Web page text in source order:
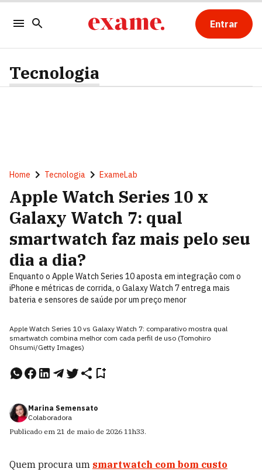
Entrar
Tecnologia
Home Tecnologia ExameLab
Apple Watch Series 10 x
Galaxy Watch 7: qual
smartwatch faz mais pelo seu
dia a dia?
Enquanto o Apple Watch Series 10 aposta em integração com o
iPhone e métricas de corrida, o Galaxy Watch 7 entrega mais
bateria e sensores de saúde por um preço menor
Apple Watch Series 10 vs Galaxy Watch 7: comparativo mostra qual
smartwatch combina melhor com cada perfil de uso (Tomohiro
Ohsumi/Getty Images)
Marina Semensato
Colaboradora
Publicado em 21 de maio de 2026 11h33.
Quem procura um smartwatch com bom custo